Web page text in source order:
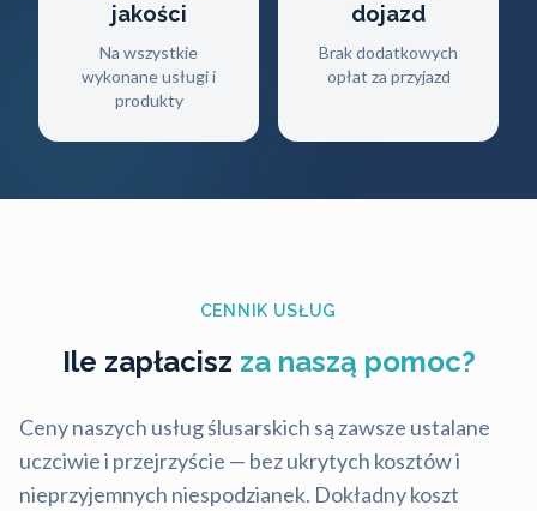
jakości
Na wszystkie
wykonane usługi i
produkty
dojazd
Brak dodatkowych
opłat za przyjazd
CENNIK USŁUG
Ile zapłacisz za naszą pomoc?
Ceny naszych usług ślusarskich są zawsze ustalane
uczciwie i przejrzyście — bez ukrytych kosztów i
nieprzyjemnych niespodzianek. Dokładny koszt